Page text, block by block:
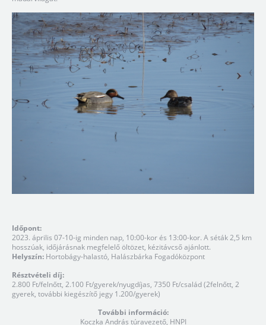
Időpont:
2023. április 07-10-ig minden nap, 10:00-kor és 13:00-kor. A séták 2,5 km
hosszúak, időjárásnak megfelelő öltözet, kézitávcső ajánlott.
Helyszín: Hortobágy-halastó, Halászbárka Fogadóközpont
Résztvételi díj:
2.800 Ft/felnőtt, 2.100 Ft/gyerek/nyugdíjas, 7350 Ft/család (2felnőtt, 2
gyerek, további kiegészítő jegy 1.200/gyerek)
További információ:
Koczka András túravezető, HNPI